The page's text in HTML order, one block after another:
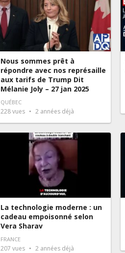
Nous sommes prêt à
répondre avec nos représaille
aux tarifs de Trump Dit
Mélanie Joly – 27 jan 2025
QUÉBEC
228vues 2 années déjà
La technologie moderne : un
cadeau empoisonné selon
Vera Sharav
FRANCE
207 vues 2 années déjà